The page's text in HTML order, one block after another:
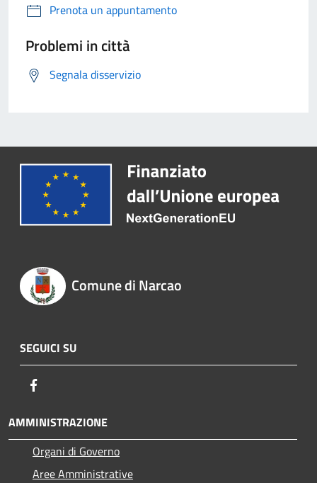
Prenota un appuntamento
Problemi in città
Segnala disservizio
Comune di Narcao
SEGUICI SU
AMMINISTRAZIONE
Organi di Governo
Aree Amministrative